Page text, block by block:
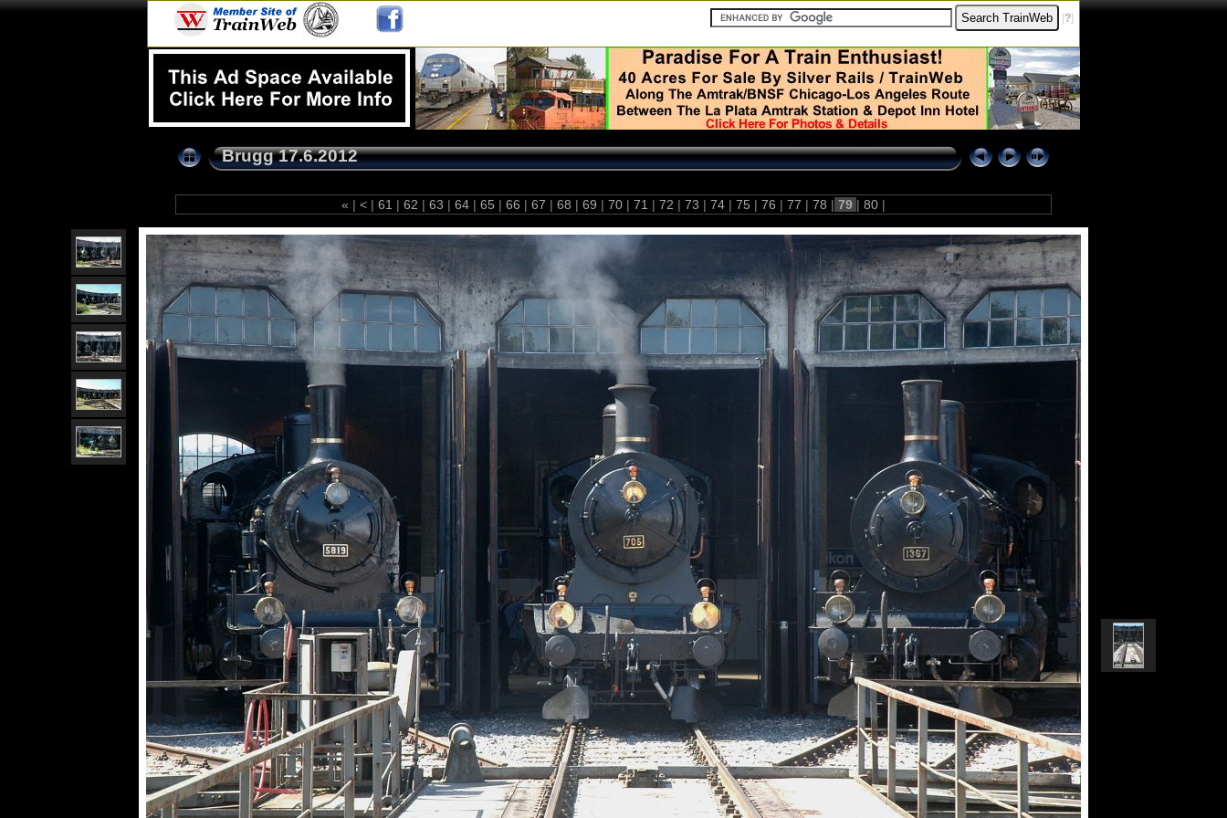
[?]
Brugg 17.6.2012
« | < | 61 | 62 | 63 | 64 | 65 | 66 | 67 | 68 | 69 | 70 | 71 | 72 | 73 | 74 | 75 | 76 | 77 | 78 | 79 | 80 |